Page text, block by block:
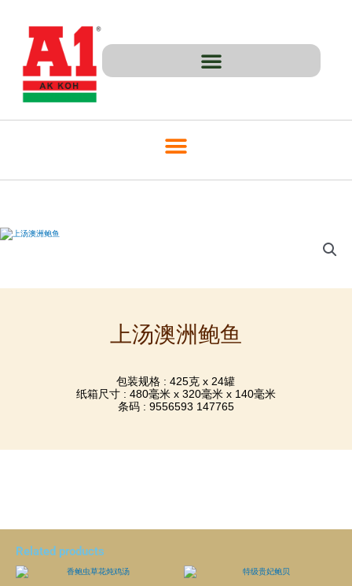
上汤澳洲鲍鱼
包装规格 : 425克 x 24罐
纸箱尺寸 : 480毫米 x 320毫米 x 140毫米
条码 : 9556593 147765
Related products